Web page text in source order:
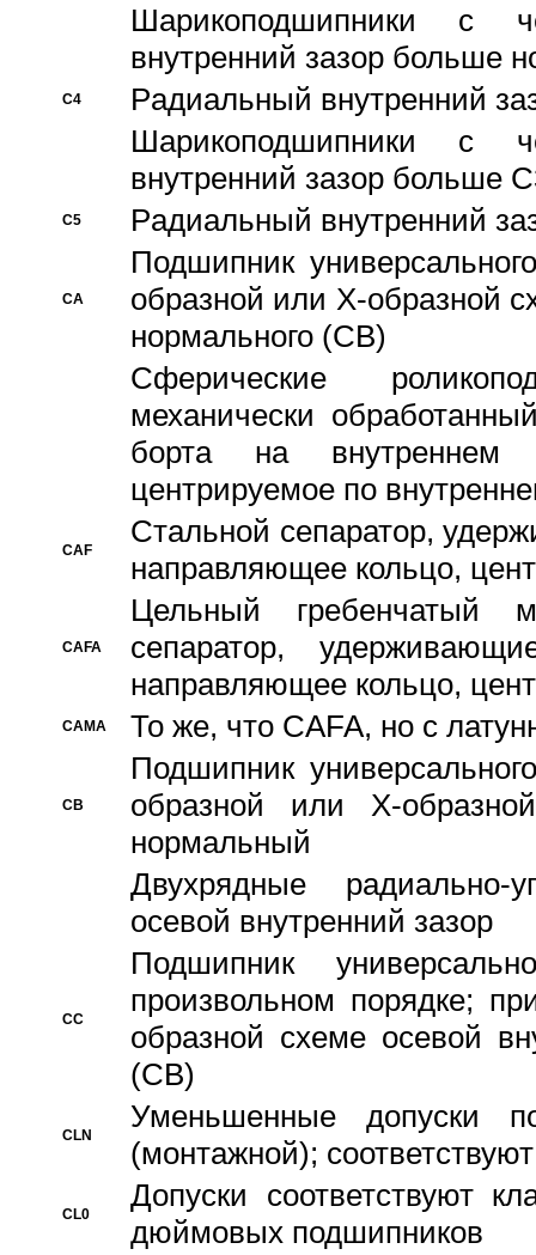
Шарикоподшипники с
внутренний зазор больше
C4
Pадиальный внутренний
Шарикоподшипники с
внутренний зазор больше
C5 Pадиальный внутренний
CA
Подшипник
образной или Х-образной
нормального (CB)
Сферические
механически
борта на внутреннем
центрируемое по
CAF
Стальной сепаратор,
направляющее кольцо,
CAFA
Цельный гребенчатый
сепаратор,
направляющее кольцо,
CAMA То же, что CAFA, но с
CB
Подшипник
образной или Х-
нормальный
Двухрядные радиально-
осевой внутренний зазор
CC
Подшипник
произвольном порядке;
образной схеме осевой
(CB)
CLN
Уменьшенные
(монтажной);
CL0
Допуски соответствуют
дюймовых подшипников